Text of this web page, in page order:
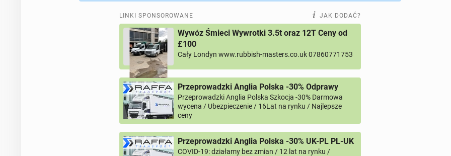
LINKI SPONSOROWANE JAK DODAĆ?
Wywóz Śmieci Wywrotki 3.5t oraz 12T Ceny od
£100
Cały Londyn www.rubbish-masters.co.uk 07860771753
Przeprowadzki Anglia Polska -30% Odprawy
Przeprowadzki Anglia Polska Szkocja -30% Darmowa
wycena / Ubezpieczenie / 16Lat na rynku / Najlepsze
ceny
Przeprowadzki Anglia Polska -30% UK-PL PL-UK
COVID-19: działamy bez zmian / 12 lat na rynku /